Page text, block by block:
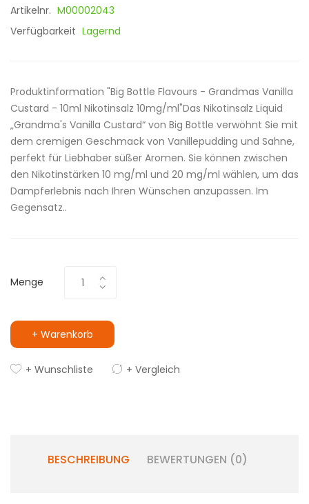
Artikelnr. M00002043
Verfügbarkeit Lagernd
Produktinformation "Big Bottle Flavours - Grandmas Vanilla
Custard - 10ml Nikotinsalz 10mg/ml"Das Nikotinsalz Liquid
„Grandma's Vanilla Custard“ von Big Bottle verwöhnt Sie mit
dem cremigen Geschmack von Vanillepudding und Sahne,
perfekt für Liebhaber süßer Aromen. Sie können zwischen
den Nikotinstärken 10 mg/ml und 20 mg/ml wählen, um das
Dampferlebnis nach Ihren Wünschen anzupassen. Im
Gegensatz..
Menge
+ Warenkorb
+ Wunschliste + Vergleich
BESCHREIBUNG BEWERTUNGEN (0)